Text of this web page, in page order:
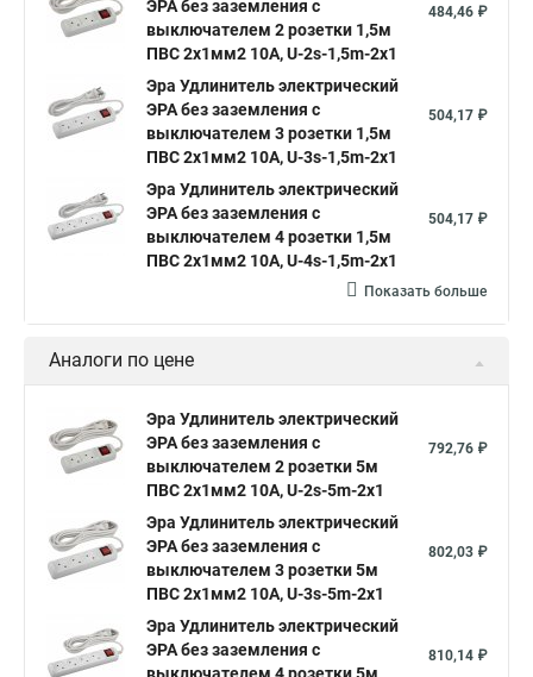
ЭРА без заземления c
выключателем 2 розетки 1,5м
ПВС 2x1мм2 10А, U-2s-1,5m-2x1
484,46 ₽
Эра Удлинитель электрический
ЭРА без заземления c
выключателем 3 розетки 1,5м
ПВС 2x1мм2 10А, U-3s-1,5m-2x1
504,17 ₽
Эра Удлинитель электрический
ЭРА без заземления c
выключателем 4 розетки 1,5м
ПВС 2x1мм2 10А, U-4s-1,5m-2x1
504,17 ₽
Показать больше
Аналоги по цене
Эра Удлинитель электрический
ЭРА без заземления c
выключателем 2 розетки 5м
ПВС 2x1мм2 10А, U-2s-5m-2x1
792,76 ₽
Эра Удлинитель электрический
ЭРА без заземления c
выключателем 3 розетки 5м
ПВС 2x1мм2 10А, U-3s-5m-2x1
802,03 ₽
Эра Удлинитель электрический
ЭРА без заземления c
810,14 ₽